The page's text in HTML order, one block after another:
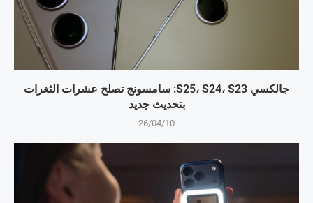
جالكسي S25، S24، S23: سامسونج تصلح عشرات الثغرات
بتحديث جديد
26/04/10